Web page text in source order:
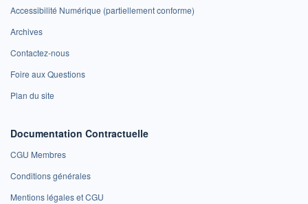
Accessibilité Numérique (partiellement conforme)
Archives
Contactez-nous
Foire aux Questions
Plan du site
Documentation Contractuelle
CGU Membres
Conditions générales
Mentions légales et CGU